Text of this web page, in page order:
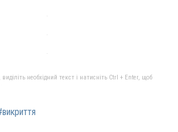
необхідний текст і натисніть Ctrl + Enter, щоб